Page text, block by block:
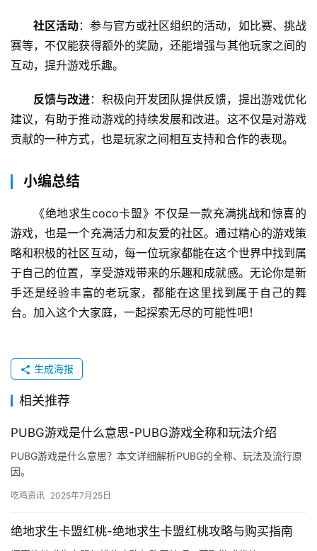
社区活动：参与官方或社区组织的活动，如比赛、挑战
赛等，不仅能获得额外的奖励，还能增强与其他玩家之间的
互动，提升游戏乐趣。
反馈与改进：积极向开发团队提供反馈，提出游戏优化
建议，有助于推动游戏的持续发展和改进。这不仅是对游戏
贡献的一种方式，也是玩家之间相互支持和合作的表现。
小编总结
《绝地求生coco卡盟》不仅是一款充满挑战和惊喜的
游戏，也是一个充满活力和友爱的社区。通过精心的游戏策
略和积极的社区互动，每一位玩家都能在这个世界中找到属
于自己的位置，享受游戏带来的乐趣和成就感。无论你是新
手还是经验丰富的老玩家，都能在这里找到属于自己的舞
台。加入这个大家庭，一起探索无尽的可能性吧！
生成海报
相关推荐
PUBG游戏是什么意思-PUBG游戏全称和玩法介绍
PUBG游戏是什么意思？本文详细解析PUBG的全称、玩法及流行原
因。
吃鸡资讯 2025年7月25日
绝地求生卡盟红桃-绝地求生卡盟红桃攻略与购买指南